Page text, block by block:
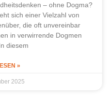
– ohne Dogma?
sich einer Vielzahl von
die oft unvereinbar
in verwirrende Dogmen
diesem
»
2025